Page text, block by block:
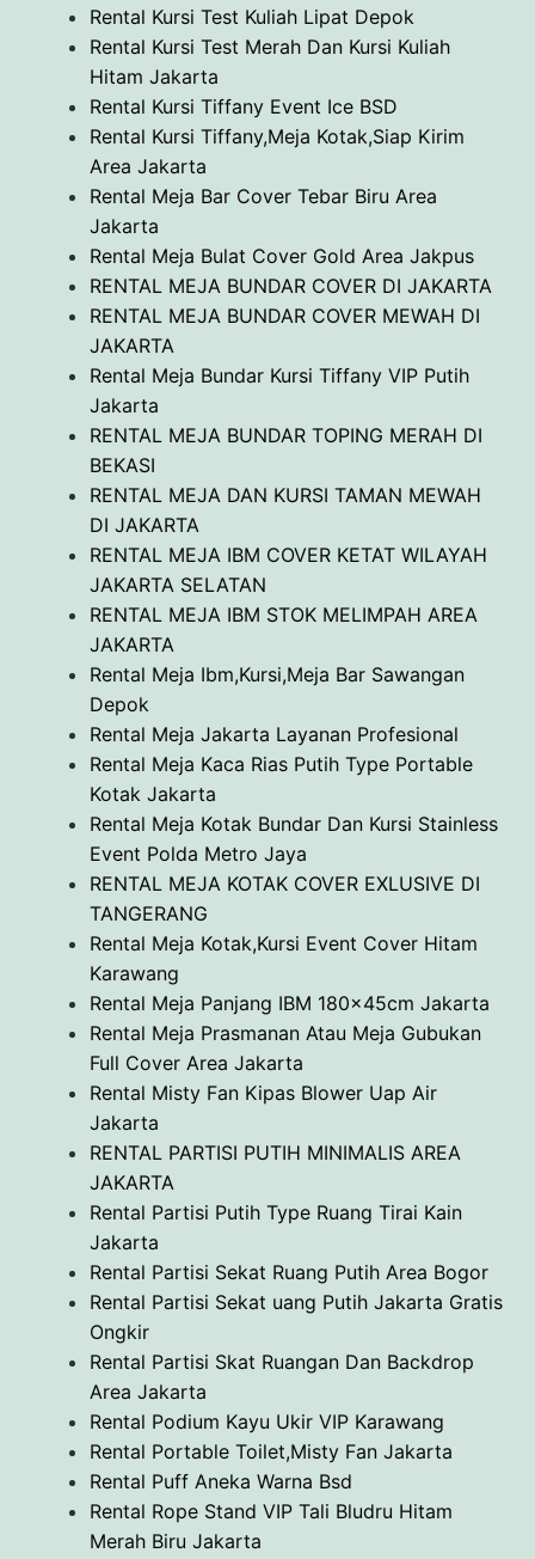
Rental Kursi Test Kuliah Lipat Depok
Rental Kursi Test Merah Dan Kursi Kuliah
Hitam Jakarta
Rental Kursi Tiffany Event Ice BSD
Rental Kursi Tiffany,Meja Kotak,Siap Kirim
Area Jakarta
Rental Meja Bar Cover Tebar Biru Area
Jakarta
Rental Meja Bulat Cover Gold Area Jakpus
RENTAL MEJA BUNDAR COVER DI JAKARTA
RENTAL MEJA BUNDAR COVER MEWAH DI
JAKARTA
Rental Meja Bundar Kursi Tiffany VIP Putih
Jakarta
RENTAL MEJA BUNDAR TOPING MERAH DI
BEKASI
RENTAL MEJA DAN KURSI TAMAN MEWAH
DI JAKARTA
RENTAL MEJA IBM COVER KETAT WILAYAH
JAKARTA SELATAN
RENTAL MEJA IBM STOK MELIMPAH AREA
JAKARTA
Rental Meja Ibm,Kursi,Meja Bar Sawangan
Depok
Rental Meja Jakarta Layanan Profesional
Rental Meja Kaca Rias Putih Type Portable
Kotak Jakarta
Rental Meja Kotak Bundar Dan Kursi Stainless
Event Polda Metro Jaya
RENTAL MEJA KOTAK COVER EXLUSIVE DI
TANGERANG
Rental Meja Kotak,Kursi Event Cover Hitam
Karawang
Rental Meja Panjang IBM 180x45cm Jakarta
Rental Meja Prasmanan Atau Meja Gubukan
Full Cover Area Jakarta
Rental Misty Fan Kipas Blower Uap Air
Jakarta
RENTAL PARTISI PUTIH MINIMALIS AREA
JAKARTA
Rental Partisi Putih Type Ruang Tirai Kain
Jakarta
Rental Partisi Sekat Ruang Putih Area Bogor
Rental Partisi Sekat uang Putih Jakarta Gratis
Ongkir
Rental Partisi Skat Ruangan Dan Backdrop
Area Jakarta
Rental Podium Kayu Ukir VIP Karawang
Rental Portable Toilet,Misty Fan Jakarta
Rental Puff Aneka Warna Bsd
Rental Rope Stand VIP Tali Bludru Hitam
Merah Biru Jakarta